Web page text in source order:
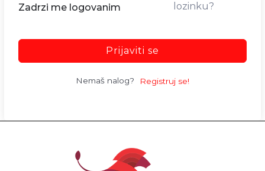
Zadrzi me logovanim
lozinku?
Prijaviti se
Nemaš nalog? Registruj se!